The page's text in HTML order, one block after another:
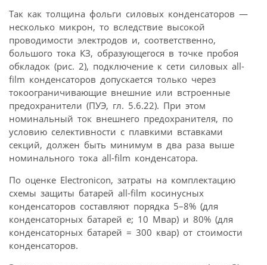
Так как толщина фольги силовых конденсаторов —
несколько микрон, то вследствие высокой
проводимости электродов и, соответственно,
большого тока КЗ, образующегося в точке пробоя
обкладок (рис. 2), подключение к сети силовых all-
film конденсаторов допускается только через
токоограничивающие внешние или встроенные
предохранители (ПУЭ, гл. 5.6.22). При этом
номинальный ток внешнего предохранителя, по
условию селективности с плавкими вставками
секций, должен быть минимум в два раза выше
номинального тока all-film конденсатора.
По оценке Electronicon, затраты на комплектацию
схемы защиты батарей all-film косинусных
конденсаторов составляют порядка 5–8% (для
конденсаторных батарей e; 10 Мвар) и 80% (для
конденсаторных батарей = 300 квар) от стоимости
конденсаторов.